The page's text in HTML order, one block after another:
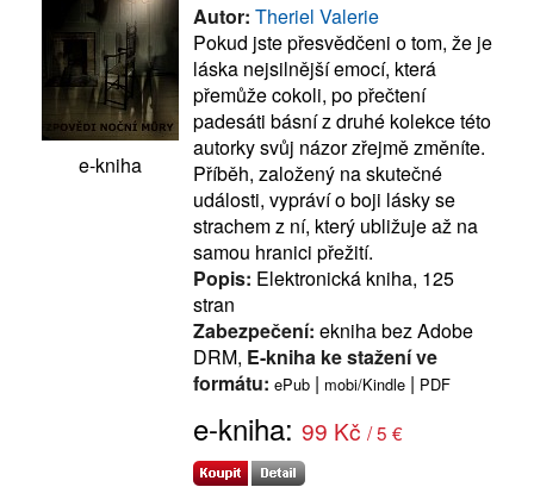
e-kniha
Autor: Theriel Valerie
Pokud jste přesvědčeni o tom, že je
láska nejsilnější emocí, která
přemůže cokoli, po přečtení
padesáti básní z druhé kolekce této
autorky svůj názor zřejmě změníte.
Příběh, založený na skutečné
události, vypráví o boji lásky se
strachem z ní, který ubližuje až na
samou hranici přežití.
Popis: Elektronická kniha, 125
stran
Zabezpečení: ekniha bez Adobe
DRM, E-kniha ke stažení ve
formátu: ePub | mobi/Kindle | PDF
e-kniha: 99 Kč / 5 €